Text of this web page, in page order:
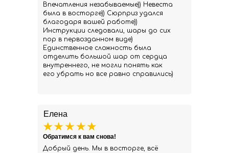
Елена
Добрый день. Мы в восторге, всё
Обратимся к вам снова!
Впечатления незабываемые)) Невеста
была в восторге)) Сюрприз удался
благодаря вашей работе))
Инструкции следовали, шары до сих
пор в первозданном виде)
Единственное сложность была
отделить большой шар от сердца
внутреннего, не могли понять как
его убрать но все равно справились)